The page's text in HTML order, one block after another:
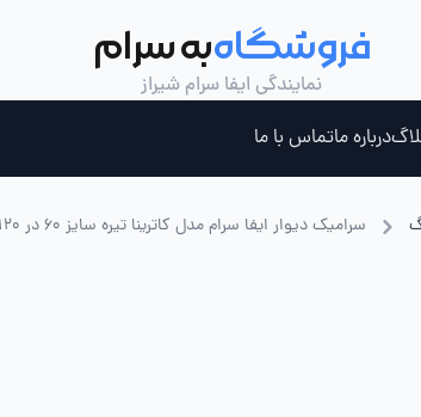
فروشگاهبه سرام
نمایندگی ایفا سرام شیراز
درباره ماتماس با ما
سرامیک دیوار ایفا سرام مدل کاترینا تیره سایز 60 در 120